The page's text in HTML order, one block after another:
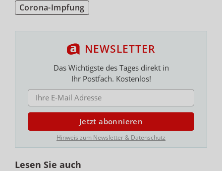
Corona-Impfung
NEWSLETTER
Das Wichtigste des Tages direkt in
Ihr Postfach. Kostenlos!
E-MAIL ADRESSE
Jetzt abonnieren
Hinweis zum Newsletter & Datenschutz
Lesen Sie auch